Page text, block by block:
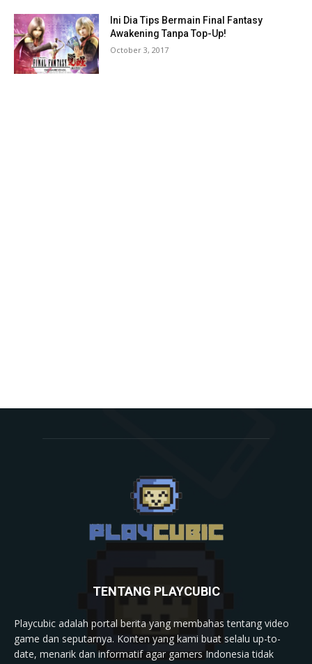
Ini Dia Tips Bermain Final Fantasy
Awakening Tanpa Top-Up!
October 3, 2017
TENTANG PLAYCUBIC
Playcubic adalah portal berita yang membahas tentang video
game dan seputarnya. Konten yang kami buat selalu up-to-
date, menarik dan informatif agar gamers Indonesia tidak